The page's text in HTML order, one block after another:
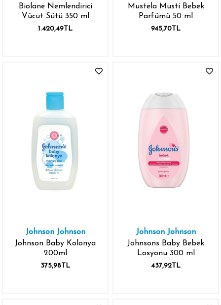
Biolane Nemlendirici
Vücut Sütü 350 ml
1.420,49TL
Mustela Musti Bebek
Parfümü 50 ml
945,70TL
Johnson Johnson
Johnson Baby Kolonya
200ml
375,98TL
Johnson Johnson
Johnsons Baby Bebek
Losyonu 300 ml
437,92TL